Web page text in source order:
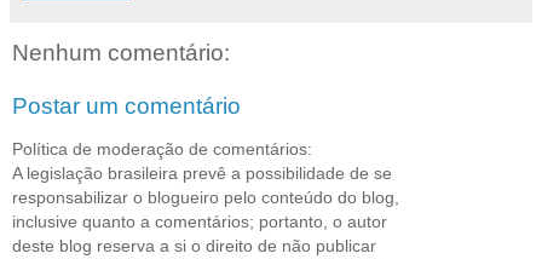
Nenhum comentário:
Postar um comentário
Política de moderação de comentários:
A legislação brasileira prevê a possibilidade de se
responsabilizar o blogueiro pelo conteúdo do blog,
inclusive quanto a comentários; portanto, o autor
deste blog reserva a si o direito de não publicar